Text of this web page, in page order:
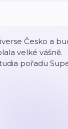
Česko a
velké vášně.
pořadu